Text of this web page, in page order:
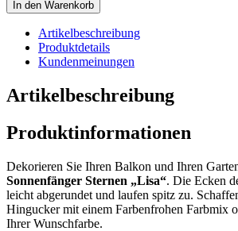
In den Warenkorb
Artikelbeschreibung
Produktdetails
Kundenmeinungen
Artikelbeschreibung
Produktinformationen
Dekorieren Sie Ihren Balkon und Ihren
Sonnenfänger Sternen „Lisa“. Die Ecken
leicht abgerundet und laufen spitz zu.
Hingucker mit einem Farbenfrohen Farbmix
Ihrer Wunschfarbe.